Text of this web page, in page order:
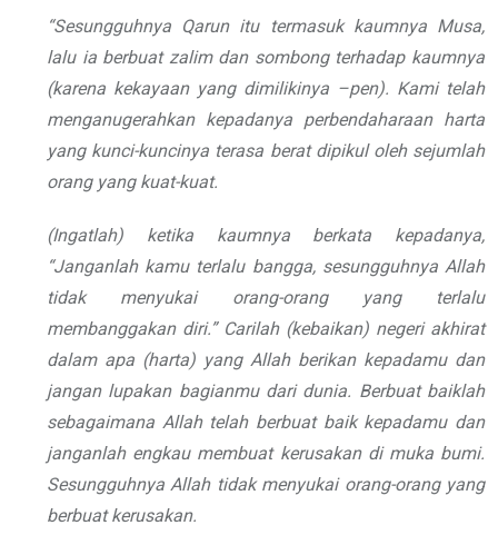
“Sesungguhnya Qarun itu termasuk kaumnya Musa,
lalu ia berbuat zalim dan sombong terhadap kaumnya
(karena kekayaan yang dimilikinya –pen). Kami telah
menganugerahkan kepadanya perbendaharaan harta
yang kunci-kuncinya terasa berat dipikul oleh sejumlah
orang yang kuat-kuat.
(Ingatlah) ketika kaumnya berkata kepadanya,
“Janganlah kamu terlalu bangga, sesungguhnya Allah
tidak menyukai orang-orang yang terlalu
membanggakan diri.” Carilah (kebaikan) negeri akhirat
dalam apa (harta) yang Allah berikan kepadamu dan
jangan lupakan bagianmu dari dunia. Berbuat baiklah
sebagaimana Allah telah berbuat baik kepadamu dan
janganlah engkau membuat kerusakan di muka bumi.
Sesungguhnya Allah tidak menyukai orang-orang yang
berbuat kerusakan.